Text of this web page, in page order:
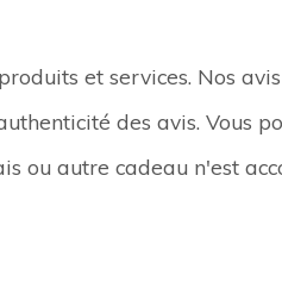
et services. Nos
des avis. Vous
ou autre cadeau n'est